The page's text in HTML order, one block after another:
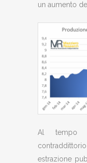
un aumento
Al tempo
estrazione